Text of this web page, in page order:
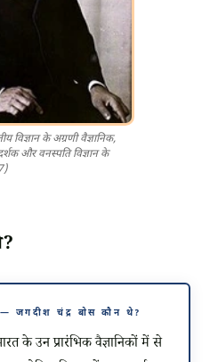
विज्ञान के अग्रणी वैज्ञानिक,
और वनस्पति विज्ञान के
जगदीश चंद्र बोस कौन थे?
के उन प्रारंभिक वैज्ञानिकों में से